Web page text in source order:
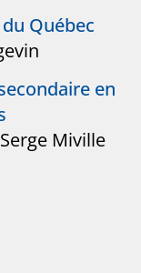
Québec
en
Miville